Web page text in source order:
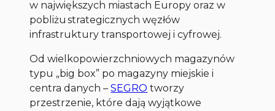
w największych miastach Europy oraz w
pobliżu strategicznych węzłów
infrastruktury transportowej i cyfrowej.
Od wielkopowierzchniowych magazynów
typu „big box” po magazyny miejskie i
centra danych –SEGRO tworzy
przestrzenie, które dają wyjątkowe